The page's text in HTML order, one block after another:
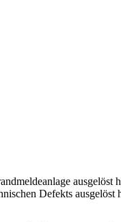
ausgelöst
Defekts